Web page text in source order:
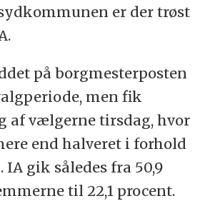
er der trøst
på borgmesterposten
men fik
af vælgerne tirsdag, hvor
end halveret i forhold
gik således fra 50,9
til 22,1 procent.